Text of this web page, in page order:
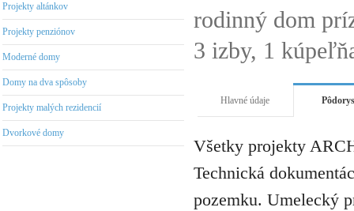
Projekty altánkov
Projekty penziónov
Moderné domy
Domy na dva spôsoby
Projekty malých rezidencií
Dvorkové domy
rodinný dom
3 izby, 1
Hlavné údaje
Všetky projekty
Technická
pozemku. Umelecký